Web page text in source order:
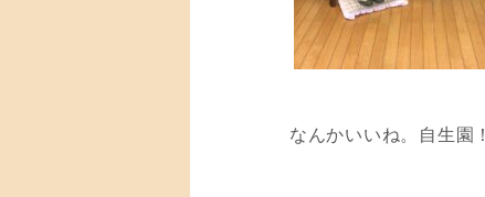
なんかいいね。自生園！